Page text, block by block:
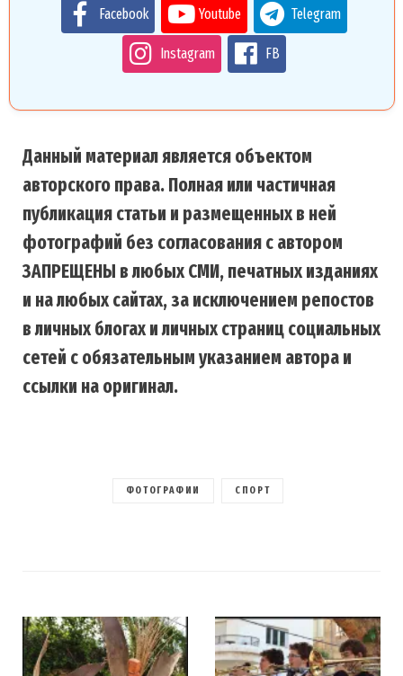
Facebook Youtube Telegram
Instagram FB
Данный материал является объектом
авторского права. Полная или частичная
публикация статьи и размещенных в ней
фотографий без согласования с автором
ЗАПРЕЩЕНЫ в любых СМИ, печатных изданиях
и на любых сайтах, за исключением репостов
в личных блогах и личных страниц социальных
сетей с обязательным указанием автора и
ссылки на оригинал.
ФОТОГРАФИИ СПОРТ